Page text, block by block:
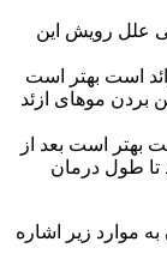
علل رویش این
است بهتر است
بردن موهای ازئد
است بعد از
تا طول درمان
موارد زیر اشاره